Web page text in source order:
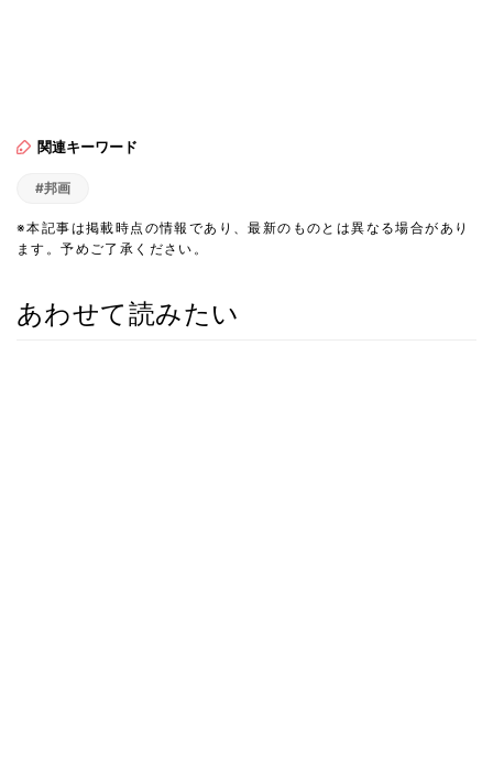
関連キーワード
#邦画
※本記事は掲載時点の情報であり、最新のものとは異なる場合があり
ます。予めご了承ください。
あわせて読みたい